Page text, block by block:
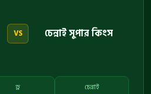
VS চেন্নাই সুপার কিংস
ড্র চেন্নাই